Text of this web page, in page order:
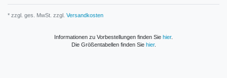
* zzgl. ges. MwSt. zzgl. Versandkosten
Informationen zu Vorbestellungen finden Sie hier.
Die Größentabellen finden Sie hier.